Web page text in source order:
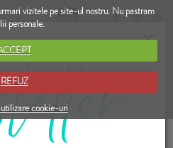
vizitele pe site-ul nostru. Nu pastram
personale.
REFUZ
cookie-uri
RO EN